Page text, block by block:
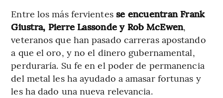
Entre los más fervientes se encuentran Frank
Giustra, Pierre Lassonde y Rob McEwen,
veteranos que han pasado carreras apostando
a que el oro, y no el dinero gubernamental,
perduraría. Su fe en el poder de permanencia
del metal les ha ayudado a amasar fortunas y
les ha dado una nueva relevancia.